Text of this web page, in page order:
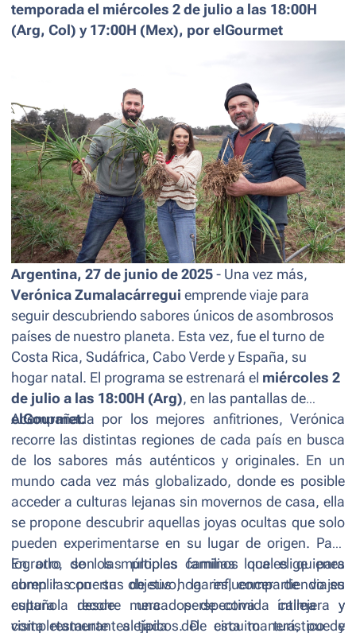
temporada el miércoles 2 de julio a las 18:00H
(Arg, Col) y 17:00H (Mex), por elGourmet
Argentina, 27 de junio de 2025 - Una vez más,
Verónica Zumalacárregui emprende viaje para
seguir descubriendo sabores únicos de asombrosos
países de nuestro planeta. Esta vez, fue el turno de
Costa Rica, Sudáfrica, Cabo Verde y España, su
hogar natal. El programa se estrenará el miércoles 2
de julio a las 18:00H (Arg), en las pantallas de
elGourmet.
Acompañada por los mejores anfitriones, Verónica
recorre las distintas regiones de cada país en busca
de los sabores más auténticos y originales. En un
mundo cada vez más globalizado, donde es posible
acceder a culturas lejanas sin movernos de casa, ella
se propone descubrir aquellas joyas ocultas que solo
pueden experimentarse en su lugar de origen. Para
lograrlo, son las propias familias locales quienes
abren las puertas de sus hogares, compartiendo su
cultura desde una perspectiva íntima y
completamente alejada del circuito turístico y
En otro de los múltiples caminos que elige para
cumplir con su objetivo, la influencer de viajes
española recorre mercados de comida callejera y
visita restaurantes típicos. De esta manera, puede